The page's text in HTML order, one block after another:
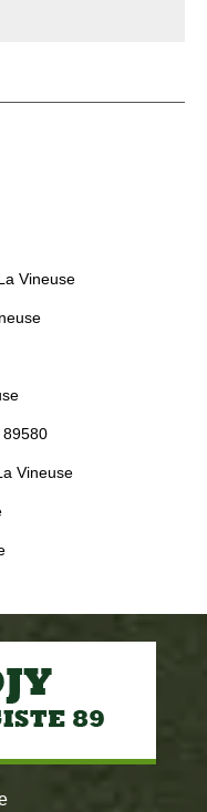
Vineuse
89580
Vineuse